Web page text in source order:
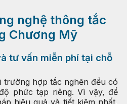
nghệ thông tắc
Chương Mỹ
tư vấn miễn phí tại chỗ
trường hợp tắc nghẽn đều có
phức tạp riêng. Vì vậy, để
hiệu quả và tiết kiệm nhất,